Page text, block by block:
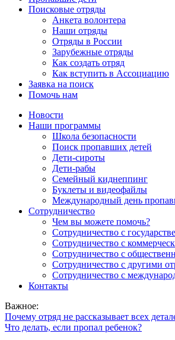
Поисковые отряды
Анкета волонтера
Наши отряды
Отряды в России
Зарубежные отряды
Как создать отряд
Как вступить в Ассоциацию
Заявка на поиск
Помочь нам
Новости
Наши программы
Школа безопасности
Поиск пропавших детей
Дети-сироты
Дети-рабы
Семейный киднеппинг
Буклеты и видеофайлы
Международный день
Сотрудничество
Чем вы можете помочь?
Сотрудничество с
Сотрудничество с
Сотрудничество с
Сотрудничество с другими
Сотрудничество с
Контакты
Важное:
Почему отряд не рассказывает всех
Что делать, если пропал ребенок?